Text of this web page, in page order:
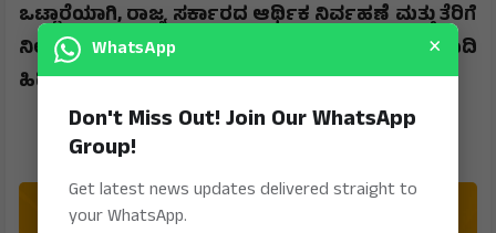
​ಒಟ್ಟಾರೆಯಾಗಿ,ರಾಜ್ಯ ಸರ್ಕಾರದ ಆರ್ಥಿಕ ನಿರ್ವಹಣೆ ಮತ್ತು ತೆರಿಗೆ
ನೀತಿಗಳ ವಿರುದ್ಧ ಪ್ರತಿಪಕ್ಷಗಳು ಈಗ ಆಕ್ರಮಣಕಾರಿ ಹಾದಿ
ಹಿಡಿದಿವೆ.
WhatsApp ×
Don't Miss Out! Join Our WhatsApp
Group!
Get latest news updates delivered straight to
your WhatsApp.